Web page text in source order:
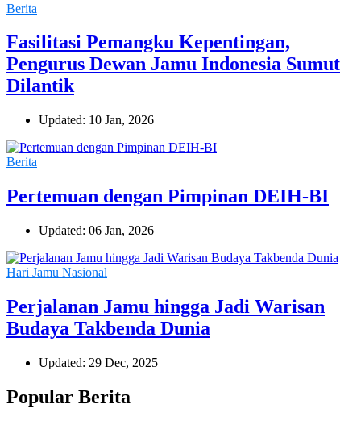
Berita
Fasilitasi Pemangku Kepentingan,
Pengurus Dewan Jamu Indonesia Sumut
Dilantik
Updated: 10 Jan, 2026
Berita
Pertemuan dengan Pimpinan DEIH-BI
Updated: 06 Jan, 2026
Hari Jamu Nasional
Perjalanan Jamu hingga Jadi Warisan
Budaya Takbenda Dunia
Updated: 29 Dec, 2025
Popular Berita